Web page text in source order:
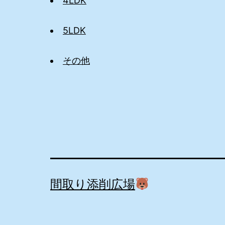
5LDK
その他
間取り添削広場